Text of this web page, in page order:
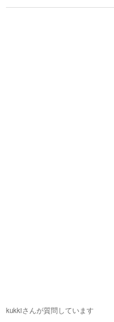
kukkiさんが質問しています